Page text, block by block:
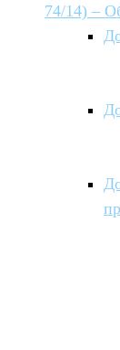
74/14) –